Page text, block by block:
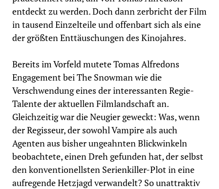
entdeckt zu werden. Doch dann zerbricht der Film
in tausend Einzelteile und offenbart sich als eine
der größten Enttäuschungen des Kinojahres.
Bereits im Vorfeld mutete Tomas Alfredons
Engagement bei The Snowman wie die
Verschwendung eines der interessanten Regie-
Talente der aktuellen Filmlandschaft an.
Gleichzeitig war die Neugier geweckt: Was, wenn
der Regisseur, der sowohl Vampire als auch
Agenten aus bisher ungeahnten Blickwinkeln
beobachtete, einen Dreh gefunden hat, der selbst
den konventionellsten Serienkiller-Plot in eine
aufregende Hetzjagd verwandelt? So unattraktiv